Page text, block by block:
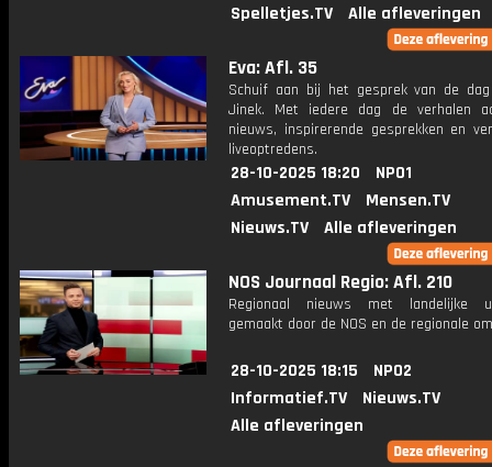
Spelletjes.TV
Alle afleveringen
Eva: Afl. 35
Schuif aan bij het gesprek van de
Jinek. Met iedere dag de verhalen
nieuws, inspirerende gesprekken en
liveoptredens.
28-10-2025 18:20
NPO1
Amusement.TV
Mensen.TV
Nieuws.TV
Alle afleveringen
NOS Journaal Regio: Afl. 210
Regionaal nieuws met landelijke
gemaakt door de NOS en de regionale
28-10-2025 18:15
NPO2
Informatief.TV
Nieuws.TV
Alle afleveringen